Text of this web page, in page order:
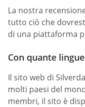
La nostra
tutto ciò che
di una piattaforma
Con quante
Il sito web di
molti paesi del
membri, il sito è